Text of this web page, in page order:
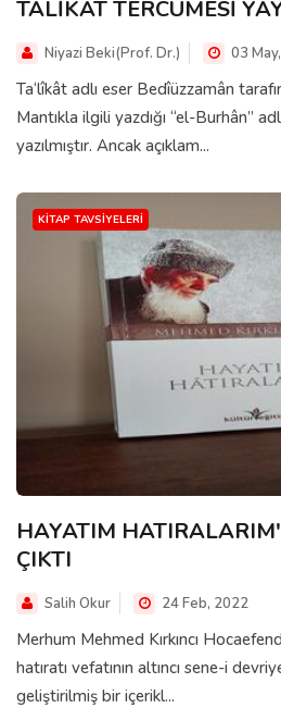
TALİKAT TERCÜMESİ
Niyazi Beki(Prof. Dr.) 03
Ta‘lîkât adlı eser Bedîüzzamân
Mantıkla ilgili yazdığı “el-Burhân”
yazılmıştır. Ancak açıklam...
KITAP TAVSIYELERI
HAYATIM
ÇIKTI
Salih Okur 24 Feb, 2022
Merhum Mehmed Kırkıncı
hatıratı vefatının altıncı sene-i
geliştirilmiş bir içerikl...